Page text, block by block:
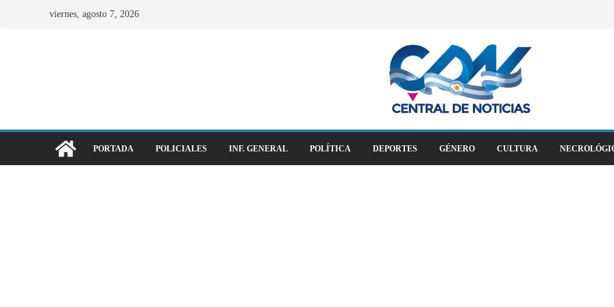
viernes, agosto 7, 2026
PORTADA POLICIALES INF. GENERAL POLÍTICA DEPORTES GÉNERO CULTURA